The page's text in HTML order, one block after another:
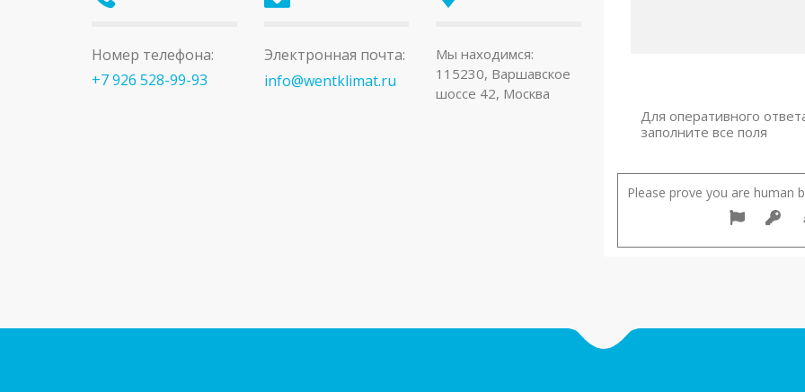
Номер телефона:
+7 926 528-99-93
Электронная почта:
info@wentklimat.ru
Мы находимся:
115230, Варшавское
шоссе 42, Москва
Для оперативного
заполните все поля
Please prove you are human